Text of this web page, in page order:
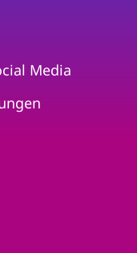
Media